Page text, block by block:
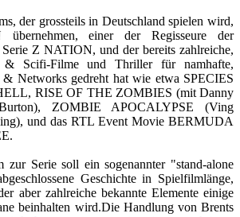
der grossteils in Deutschland spielen wird,
einer der Regisseure der
Z NATION, und der bereits zahlreiche,
& Scifi-Filme und Thriller für namhafte,
& Networks gedreht hat wie etwa SPECIES
RISE OF THE ZOMBIES (mit Danny
ZOMBIE APOCALYPSE (Ving
und das RTL Event Movie BERMUDA
zur Serie soll ein sogenannter "stand-alone
Geschichte in Spielfilmlänge,
aber zahlreiche bekannte Elemente einige
beinhalten wird.Die Handlung von Brents